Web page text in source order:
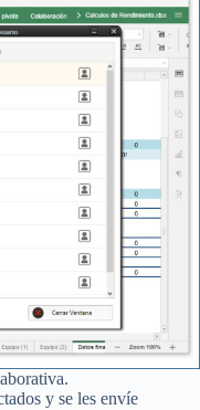
y se les envíe